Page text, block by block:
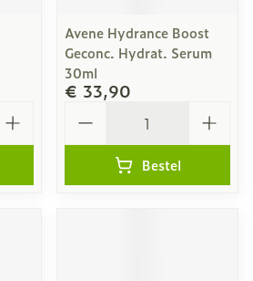
Avene Hydrance Boost
Geconc. Hydrat. Serum
30ml
€ 33,90
Bestel